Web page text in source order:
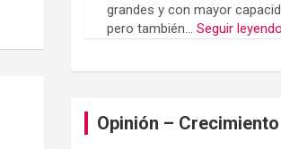
grandes y con mayor
pero también...Seguir
Opinión –